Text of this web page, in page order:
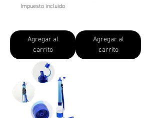
Impuesto incluido
Agregar al
carrito
Agregar al
carrito